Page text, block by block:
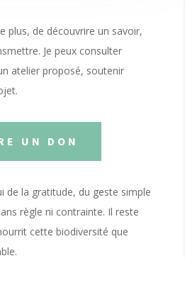
plus, de découvrire un savoir,
Je peux consulter
atelier proposé, soutenir
UN DON
de la gratitude, du geste simple
règle ni contrainte. Il reste
cette biodiversité que